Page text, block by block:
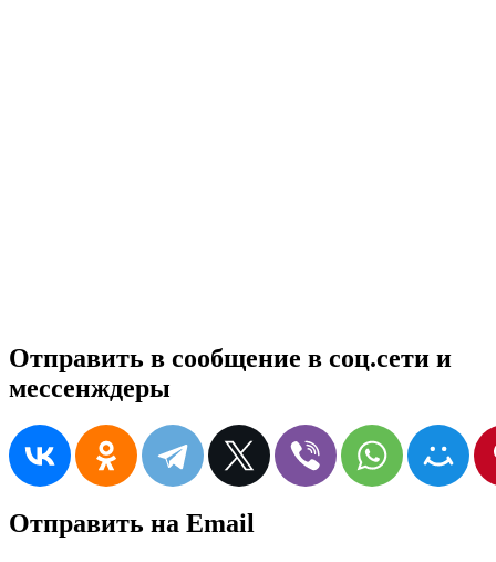
Отправить в сообщение в соц.сети и
мессенждеры
Отправить на Email